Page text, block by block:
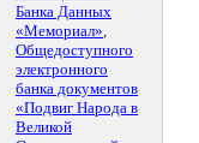
Банка Данных
«Мемориал»,
Общедоступного
электронного
банка документов
«Подвиг Народа в
Великой